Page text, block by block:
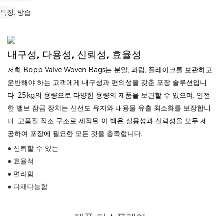
특징 방습
내구성, 다용성, 신뢰성, 효율성
저희 Bopp Valve Woven Bags는 분말, 과립, 플레이크를 보관하고
운반해야 하는 고객에게 내구성과 편의성을 갖춘 포장 솔루션입니
다. 25kg의 용량으로 다양한 용량의 제품을 보관할 수 있으며, 안전
한 밸브 잠금 장치는 신선도 유지와 내용물 유출 최소화를 보장합니
다. 고품질 직조 구조로 제작된 이 백은 실용성과 신뢰성을 모두 제
공하여 포장에 필요한 모든 것을 충족합니다.
● 신뢰할 수 있는
● 효율적
● 편리함
● 다재다능함